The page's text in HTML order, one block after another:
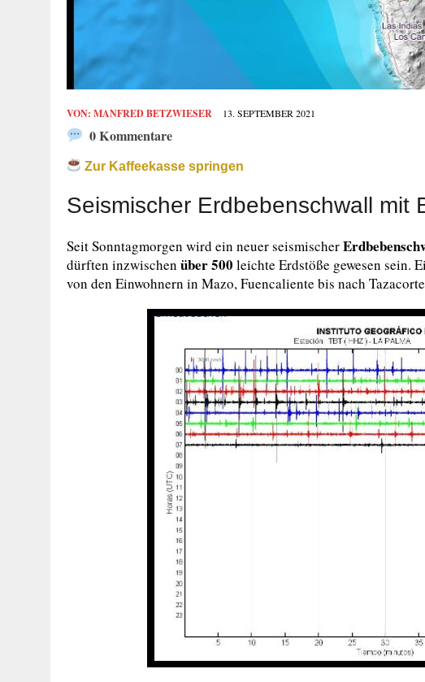
VON: MANFRED BETZWIESER 13. SEPTEMBER 2021
0 Kommentare
Zur Kaffeekasse springen
Seismischer Erdbebenschwall mit
Seit Sonntagmorgen wird ein neuer seismischer
dürften inzwischen über 500 leichte Erdstöße gewesen sein.
von den Einwohnern in Mazo, Fuencaliente bis nach